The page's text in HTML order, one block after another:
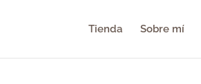
Tienda Sobre mí